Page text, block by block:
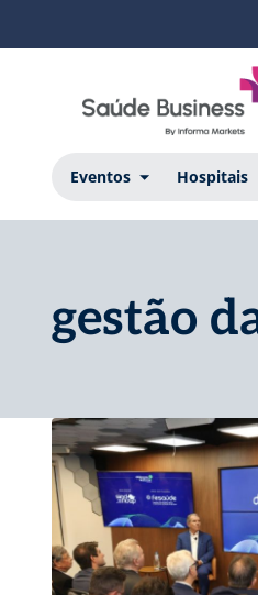
Eventos Hospitais
gestão